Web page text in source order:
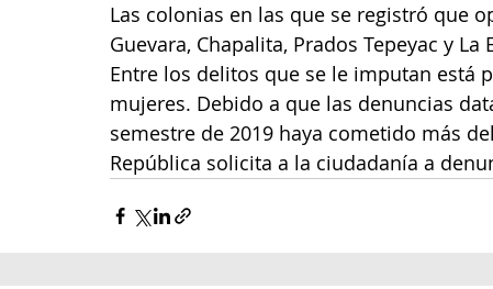
Las colonias en las que se registró que
Guevara, Chapalita, Prados Tepeyac y La
Entre los delitos que se le imputan está
mujeres. Debido a que las denuncias
semestre de 2019 haya cometido más
República solicita a la ciudadanía a